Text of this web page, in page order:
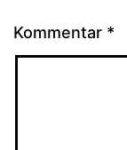
Kommentar *